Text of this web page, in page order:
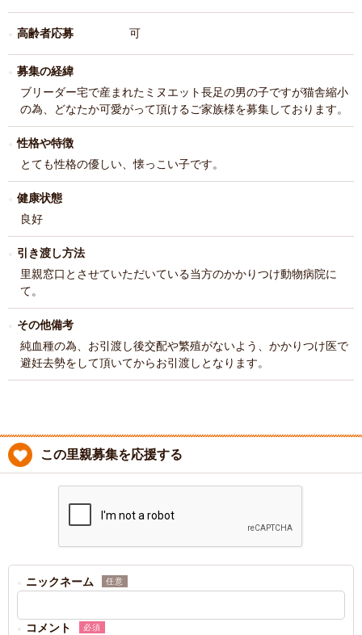
高齢者応募 可
募集の経緯
ブリーダー宅で産まれたミヌエット長足の男の子ですが猫舎縮小
の為、どなたか可愛がって頂けるご家族様を募集しております。
性格や特徴
とても性格の優しい、懐っこい子です。
健康状態
良好
引き渡し方法
里親窓口とさせていただいている当方のかかりつけ動物病院に
て。
その他備考
純血種の為、お引渡し後交配や繁殖がないよう、かかりつけ医で
避妊去勢をして頂いてからお引渡しとなります。
この里親募集を応援する
ニックネーム 任意
コメント 必須